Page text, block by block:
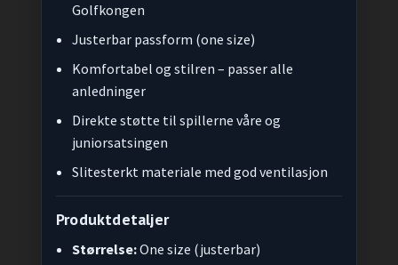
Golfkongen
Justerbar passform (one size)
Komfortabel og stilren – passer alle
anledninger
Direkte støtte til spillerne våre og
juniorsatsingen
Slitesterkt materiale med god ventilasjon
Produktdetaljer
Størrelse:One size (justerbar)